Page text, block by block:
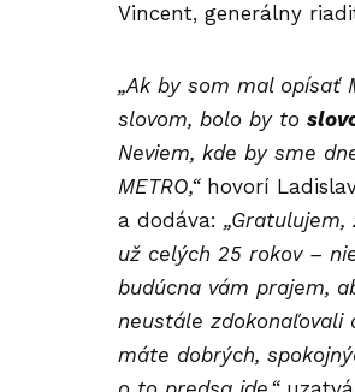
Vincent, generálny
„Ak by som mal opísať
slovom, bolo by to
Neviem, kde by sme
METRO,“ hovorí
a dodáva:
už celých 25 rokov–
budúcna vám prajem,
neustále zdokonaľovali
máte dobrých,